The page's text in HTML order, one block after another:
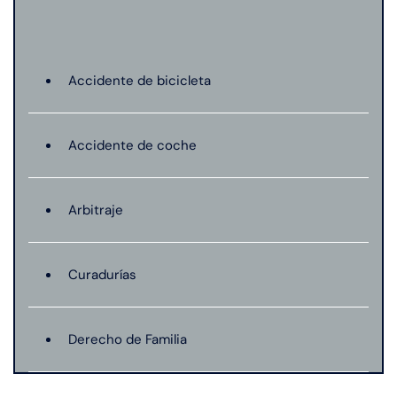
Accidente de bicicleta
Accidente de coche
Arbitraje
Curadurías
Derecho de Familia